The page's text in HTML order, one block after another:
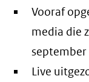
Vooraf
media die
Live